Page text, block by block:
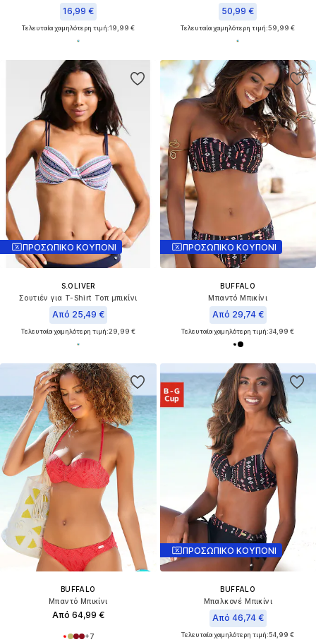
16,99 €
Τελευταία χαμηλότερη τιμή:19,99 €
50,99 €
Τελευταία χαμηλότερη τιμή:59,99 €
ΠΡΟΣΩΠΙΚΟ ΚΟΥΠΟΝΙ
S.OLIVER
Σουτιέν για T-Shirt Τοπ μπικίνι
Από 25,49 €
Τελευταία χαμηλότερη τιμή:29,99 €
ΠΡΟΣΩΠΙΚΟ ΚΟΥΠΟΝΙ
BUFFALO
Μπαντό Μπικίνι
Από 29,74 €
Τελευταία χαμηλότερη τιμή:34,99 €
BUFFALO
Μπαντό Μπικίνι
Από 64,99 €
+7
ΠΡΟΣΩΠΙΚΟ ΚΟΥΠΟΝΙ
BUFFALO
Μπαλκονέ Μπικίνι
Από 46,74 €
Τελευταία χαμηλότερη τιμή:54,99 €